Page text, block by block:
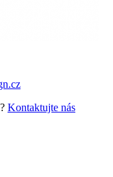
Kontaktujte nás